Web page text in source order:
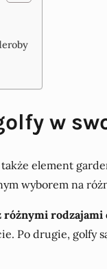
w
element
wyborem na
rodzajami
Po drugie, golfy